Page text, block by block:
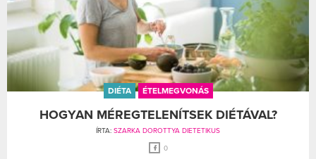
DIÉTA ÉTELMEGVONÁS
HOGYAN MÉREGTELENÍTSEK DIÉTÁVAL?
ÍRTA: SZARKA DOROTTYA DIETETIKUS
0